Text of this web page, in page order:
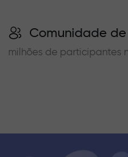
Comunidade
milhões de participantes